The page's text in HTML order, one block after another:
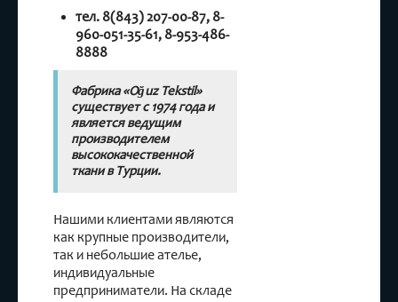
тел. 8(843) 207-00-87, 8-
960-051-35-61, 8-953-486-
8888
Фабрика «Oğuz Tekstil»
существует с 1974 года и
является ведущим
производителем
высококачественной
ткани в Турции.
Нашими клиентами являются
как крупные производители,
так и небольшие ателье,
индивидуальные
предприниматели. На складе